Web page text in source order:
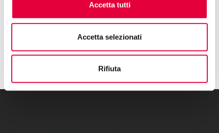
Accetta tutti
Accetta selezionati
Rifiuta